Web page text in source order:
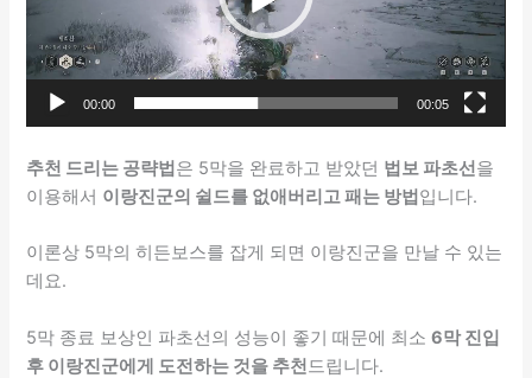
이
어
00:00 00:05
추천 드리는 공략법 은 5막을 완료하고 받았던 법보 파초선을
이용해서 이랑진군의 쉴드를 없애버리고 패는 방법 입니다.
이론상 5막의 히든보스를 잡게 되면 이랑진군을 만날 수 있는
데요.
5막 종료 보상인 파초선의 성능이 좋기 때문에 최소6막 진입
후 이랑진군에게 도전하는 것을 추천 드립니다.